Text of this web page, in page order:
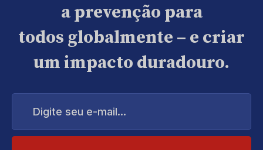
a prevenção para
todos globalmente – e criar
um impacto duradouro.
Digite